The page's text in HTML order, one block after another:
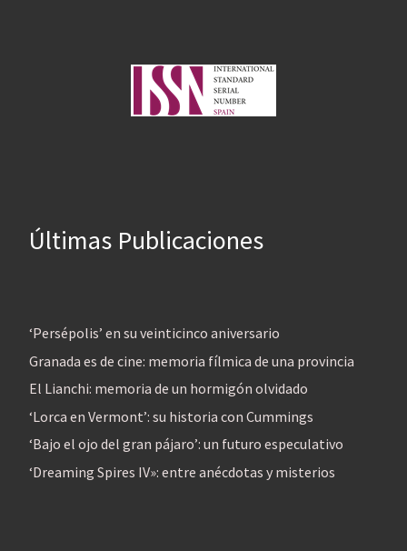
Últimas Publicaciones
‘Persépolis’ en su veinticinco aniversario
Granada es de cine: memoria fílmica de una provincia
El Lianchi: memoria de un hormigón olvidado
‘Lorca en Vermont’: su historia con Cummings
‘Bajo el ojo del gran pájaro’: un futuro especulativo
‘Dreaming Spires IV»: entre anécdotas y misterios